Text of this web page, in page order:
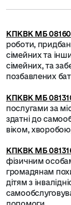
КПКВК МБ
роботи,
сімейних та
сімейних, та
позбавлених
КПКВК МБ
послугами за
здатні до
віком,
КПКВК МБ
фізичним
громадянам
дітям з